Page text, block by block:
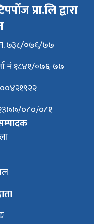
प्रा.लि द्वारा
७३८/०७६/७७
नं १८४१/०७६-७७
०८०/०८१